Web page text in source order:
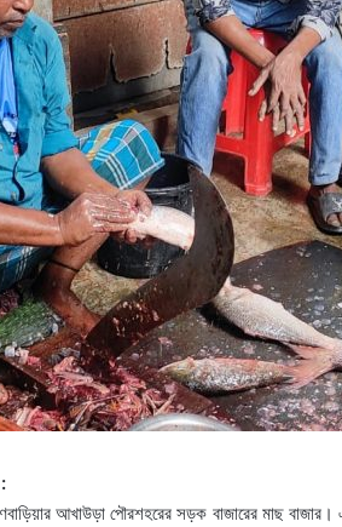
:
আখাউড়া পৌরশহরের সড়ক বাজারের মাছ বাজার।